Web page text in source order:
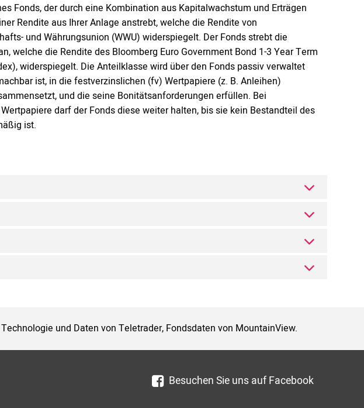
Fonds, der durch eine Kombination aus Kapitalwachstum und Erträgen
Rendite aus Ihrer Anlage anstrebt, welche die Rendite von
und Währungsunion (WWU) widerspiegelt. Der Fonds strebt die
welche die Rendite des Bloomberg Euro Government Bond 1-3 Year Term
widerspiegelt. Die Anteilklasse wird über den Fonds passiv verwaltet
ist, in die festverzinslichen (fv) Wertpapiere (z. B. Anleihen)
und die seine Bonitätsanforderungen erfüllen. Bei
darf der Fonds diese weiter halten, bis sie kein Bestandteil des
ist.
und Daten von Teletrader, Fondsdaten von MountainView.
Besuchen Sie uns auf Facebook